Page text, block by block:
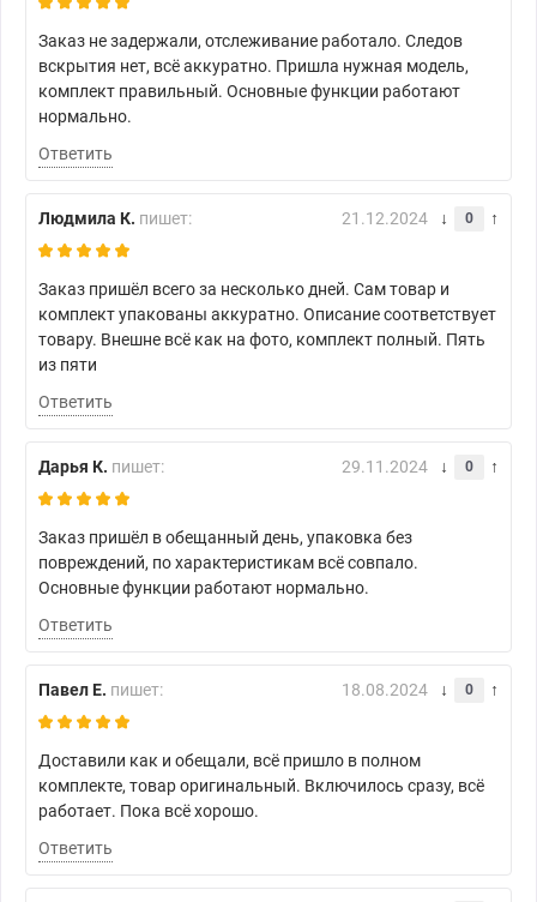
Заказ не задержали, отслеживание работало. Следов
вскрытия нет, всё аккуратно. Пришла нужная модель,
комплект правильный. Основные функции работают
нормально.
Ответить
Людмила К. пишет: 21.12.2024 0
Заказ пришёл всего за несколько дней. Сам товар и
комплект упакованы аккуратно. Описание соответствует
товару. Внешне всё как на фото, комплект полный. Пять
из пяти
Ответить
Дарья К. пишет: 29.11.2024 0
Заказ пришёл в обещанный день, упаковка без
повреждений, по характеристикам всё совпало.
Основные функции работают нормально.
Ответить
Павел Е. пишет: 18.08.2024 0
Доставили как и обещали, всё пришло в полном
комплекте, товар оригинальный. Включилось сразу, всё
работает. Пока всё хорошо.
Ответить